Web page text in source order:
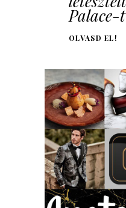
Palace-t
OLVASD EL!